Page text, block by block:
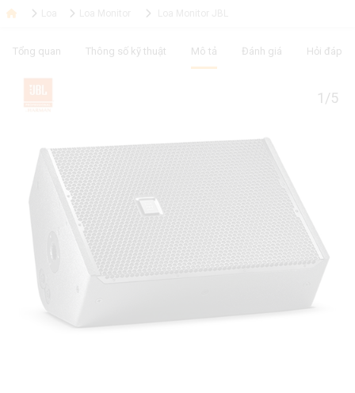
Tổng quan Thông số kỹ thuật Mô tả Đánh giá Hỏi đáp
1/5